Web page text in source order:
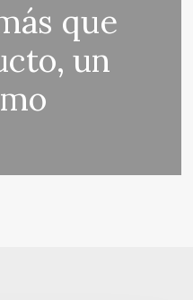
que
un